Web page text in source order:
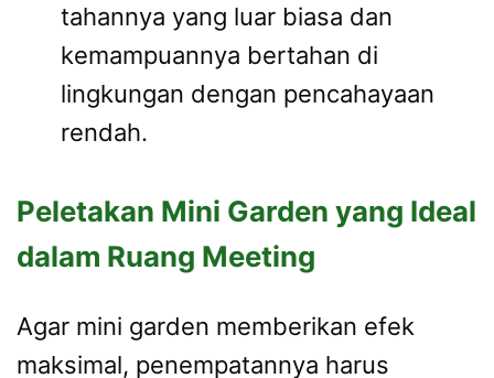
tahannya yang luar biasa dan
kemampuannya bertahan di
lingkungan dengan pencahayaan
rendah.
Peletakan Mini Garden yang Ideal
dalam Ruang Meeting
Agar mini garden memberikan efek
maksimal, penempatannya harus